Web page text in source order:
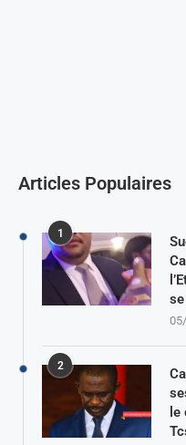
Articles Populaires
1
2
le